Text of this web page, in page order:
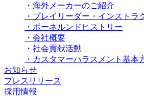
・海外メーカーのご紹介
・プレイリーダー・インストラ
・ボーネルンドヒストリー
・会社概要
・社会貢献活動
・カスタマーハラスメント基本
お知らせ
プレスリリース
採用情報